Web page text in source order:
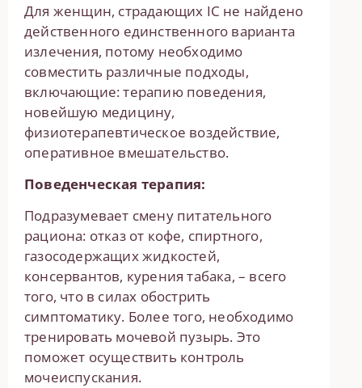
Для женщин, страдающих IC не найдено
действенного единственного варианта
излечения, потому необходимо
совместить различные подходы,
включающие: терапию поведения,
новейшую медицину,
физиотерапевтическое воздействие,
оперативное вмешательство.
Поведенческая терапия:
Подразумевает смену питательного
рациона: отказ от кофе, спиртного,
газосодержащих жидкостей,
консервантов, курения табака, – всего
того, что в силах обострить
симптоматику. Более того, необходимо
тренировать мочевой пузырь. Это
поможет осуществить контроль
мочеиспускания.